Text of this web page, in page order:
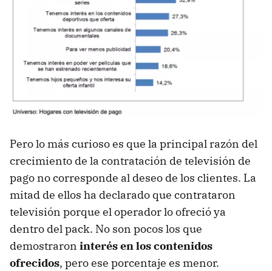
Pero lo más curioso es que la principal razón del
crecimiento de la contratación de televisión de
pago no corresponde al deseo de los clientes. La
mitad de ellos ha declarado que contrataron
televisión porque el operador lo ofreció ya
dentro del pack. No son pocos los que
demostraron interés en los contenidos
ofrecidos, pero ese porcentaje es menor.